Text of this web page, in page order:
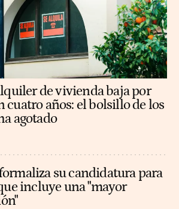
de vivienda baja por
cuatro años: el bolsillo de los
agotado
su candidatura para
incluye una "mayor